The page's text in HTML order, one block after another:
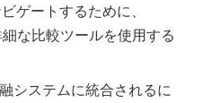
ゲートするために、
な比較ツールを使用する
システムに統合されるに